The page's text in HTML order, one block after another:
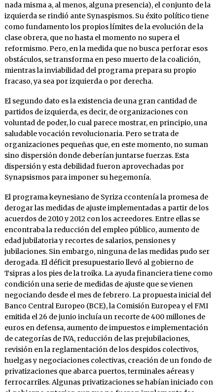
nada misma a, al menos, alguna presencia), el conjunto de la
izquierda se rindió ante Synaspismos. Su éxito político tiene
como fundamento los propios límites de la evolución de la
clase obrera, que no hasta el momento no supera el
reformismo. Pero, en la medida que no busca perforar esos
obstáculos, se transforma en peso muerto de la coalición,
mientras la inviabilidad del programa prepara su propio
fracaso, ya sea por izquierda o por derecha.
El segundo dato es la existencia de una gran cantidad de
partidos de izquierda, es decir, de organizaciones con
voluntad de poder, lo cual parece mostrar, en principio, una
saludable vocación revolucionaria. Pero se trata de
organizaciones pequeñas que, en este momento, no suman
sino dispersión donde deberían juntarse fuerzas. Esta
dispersión y esta debilidad fueron aprovechadas por
Synapsismos para imponer su hegemonía.
El programa keynesiano de Syriza ccontenía la promesa de
derogar las medidas de ajuste implementadas a partir de los
acuerdos de 2010 y 2012 con los acreedores. Entre ellas se
encontraba la reducción del empleo público, aumento de
edad jubilatoria y recortes de salarios, pensiones y
jubilaciones. Sin embargo, ninguna de las medidas pudo ser
derogada. El déficit presupuestario llevó al gobierno de
Tsipras a los pies de la troika. La ayuda financiera tiene como
condición una serie de medidas de ajuste que se vienen
negociando desde el mes de febrero. La propuesta inicial del
Banco Central Europeo (BCE), la Comisión Europea y el FMI
emitida el 26 de junio incluía un recorte de 400 millones de
euros en defensa, aumento de impuestos e implementación
de categorías de IVA, reducción de las prejubilaciones,
revisión en la reglamentación de los despidos colectivos,
huelgas y negociaciones colectivas, creación de un fondo de
privatizaciones que abarca puertos, terminales aéreas y
ferrocarriles. Algunas privatizaciones se habían iniciado con